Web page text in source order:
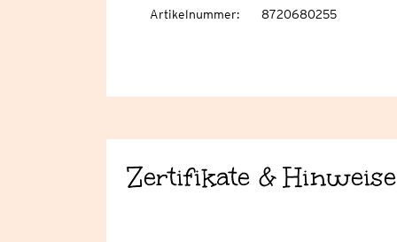
Artikelnummer: 8720680255
Zertifikate & Hinweise